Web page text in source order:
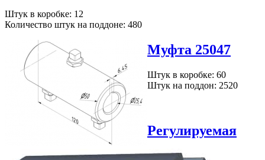
Штук в коробке: 12
Количество штук на поддоне: 480
Муфта 25047
Штук в коробке: 60
Штук на поддон: 2520
Регулируемая